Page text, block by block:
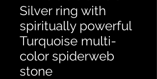
Silver ring with
spiritually powerful
Turquoise multi-
color spiderweb
stone